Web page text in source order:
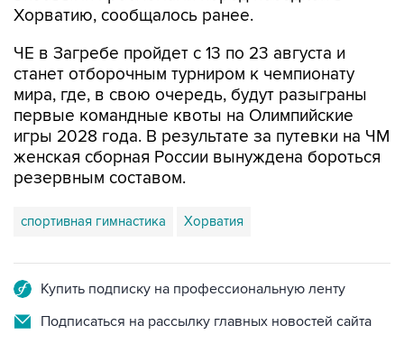
ЧЕ в Загребе пройдет с 13 по 23 августа и
мира, где, в свою очередь, будут разыграны
первые командные квоты на Олимпийские
игры 2028 года. В результате за путевки на ЧМ
женская сборная России вынуждена бороться
резервным составом.
спортивная гимнастика Хорватия
Подписаться на рассылку главных новостей сайта
Получать оперативные новости в официальном
канале